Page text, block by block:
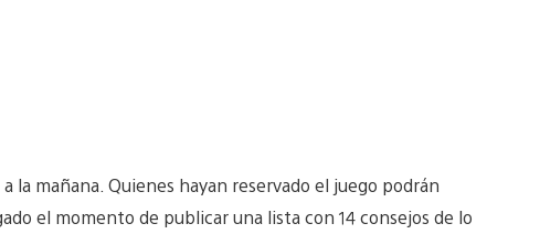
mañana. Quienes hayan reservado el juego podrán
el momento de publicar una lista con 14 consejos de lo